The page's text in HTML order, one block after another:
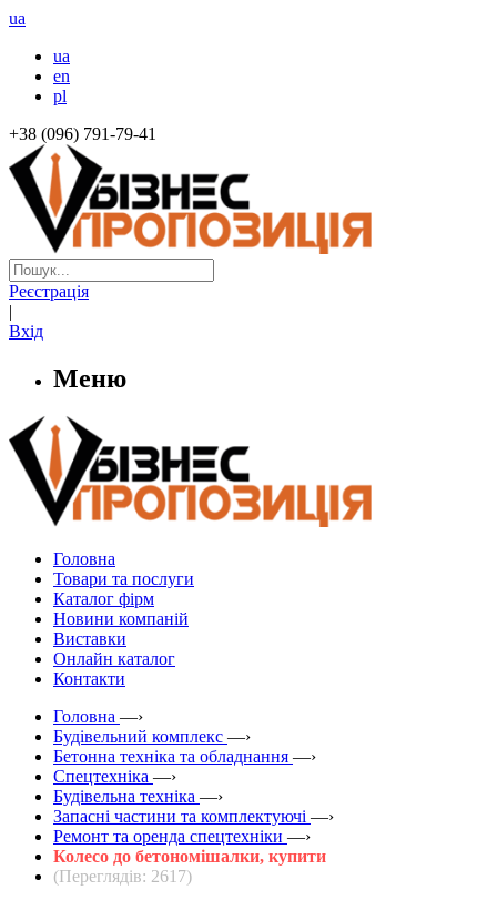
ua
ua
en
pl
+38 (096) 791-79-41
Реєстрація
|
Вхід
Меню
Головна
Товари та послуги
Каталог фірм
Новини компаній
Виставки
Онлайн каталог
Контакти
Головна —›
Будівельний комплекс —›
Бетонна техніка та обладнання —›
Спецтехніка —›
Будівельна техніка —›
Запасні частини та комплектуючі —›
Ремонт та оренда спецтехніки —›
Колесо до бетономішалки, купити
(Переглядів: 2617)